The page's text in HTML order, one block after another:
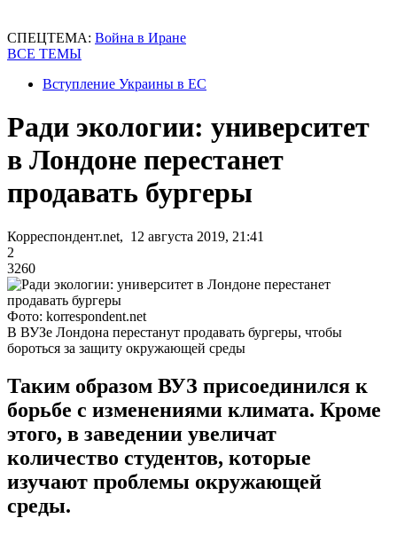
СПЕЦТЕМА: Война в Иране
ВСЕ ТЕМЫ
Вступление Украины в ЕС
Ради экологии: университет
в Лондоне перестанет
продавать бургеры
Корреспондент.net, 12 августа 2019, 21:41
2
3260
Фото: korrespondent.net
В ВУЗе Лондона перестанут продавать бургеры, чтобы
бороться за защиту окружающей среды
Таким образом ВУЗ присоединился к
борьбе с изменениями климата. Кроме
этого, в заведении увеличат
количество студентов, которые
изучают проблемы окружающей
среды.